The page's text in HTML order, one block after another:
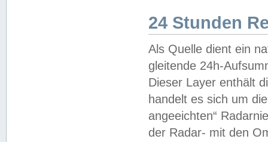
24 Stunden
Als Quelle dient ein
gleitende 24h-
Dieser Layer enthält
handelt es sich um
angeeichten“
der Radar- mit den